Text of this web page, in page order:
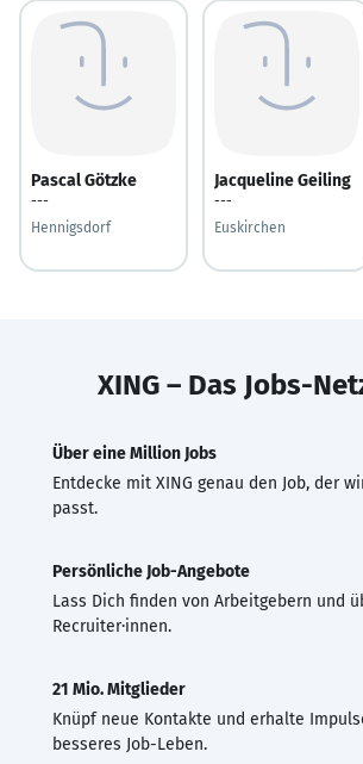
Pascal Götzke
---
Hennigsdorf
Jacqueline Geiling
---
Euskirchen
XING – Das Jobs-
Über eine Million Jobs
Entdecke mit XING genau den Job, der
passt.
Persönliche Job-Angebote
Lass Dich finden von Arbeitgebern und
Recruiter·innen.
21 Mio. Mitglieder
Knüpf neue Kontakte und erhalte
besseres Job-Leben.